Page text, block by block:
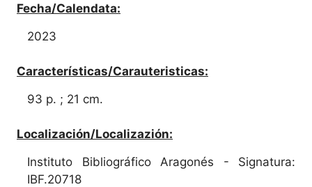
Fecha/Calendata:
2023
Características/Carauteristicas:
93 p. ; 21 cm.
Localización/Localizazión:
Instituto Bibliográfico Aragonés - Signatura:
IBF.20718